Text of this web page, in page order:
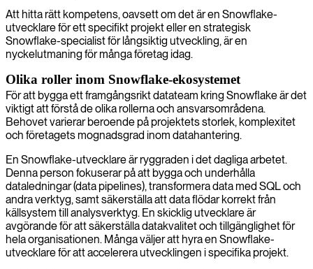
Att hitta rätt kompetens, oavsett om det är en Snowflake-
utvecklare för ett specifikt projekt eller en strategisk
Snowflake-specialist för långsiktig utveckling, är en
nyckelutmaning för många företag idag.
Olika roller inom Snowflake-ekosystemet
För att bygga ett framgångsrikt datateam kring Snowflake är det
viktigt att förstå de olika rollerna och ansvarsområdena.
Behovet varierar beroende på projektets storlek, komplexitet
och företagets mognadsgrad inom datahantering.
En Snowflake-utvecklare är ryggraden i det dagliga arbetet.
Denna person fokuserar på att bygga och underhålla
dataledningar (data pipelines), transformera data med SQL och
andra verktyg, samt säkerställa att data flödar korrekt från
källsystem till analysverktyg. En skicklig utvecklare är
avgörande för att säkerställa datakvalitet och tillgänglighet för
hela organisationen. Många väljer att hyra en Snowflake-
utvecklare för att accelerera utvecklingen i specifika projekt.